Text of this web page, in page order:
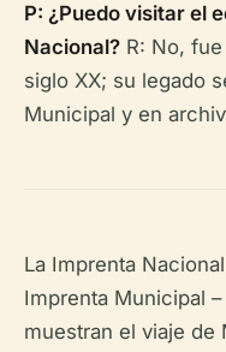
P: ¿Puedo visitar el
Nacional? R: No,
siglo XX; su legado
Municipal y en
La Imprenta
Imprenta Municipal
muestran el viaje